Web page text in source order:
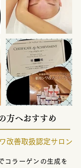
方へおすすめ
改善取扱認定サロン
コラーゲンの生成を